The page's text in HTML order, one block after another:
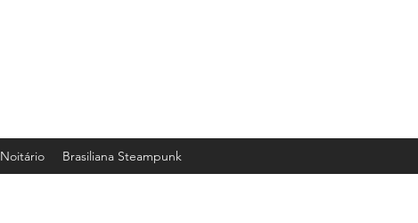
Noitário Brasiliana Steampunk